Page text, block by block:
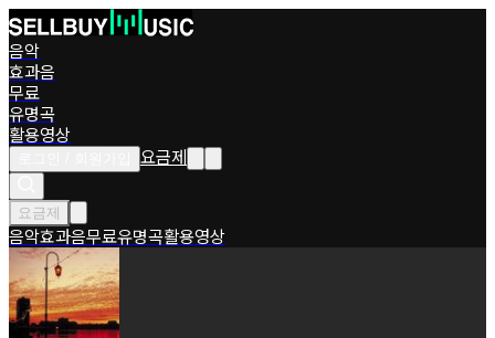
음악
효과음
무료
유명곡
활용영상
요금제
요금제
음악효과음무료유명곡활용영상